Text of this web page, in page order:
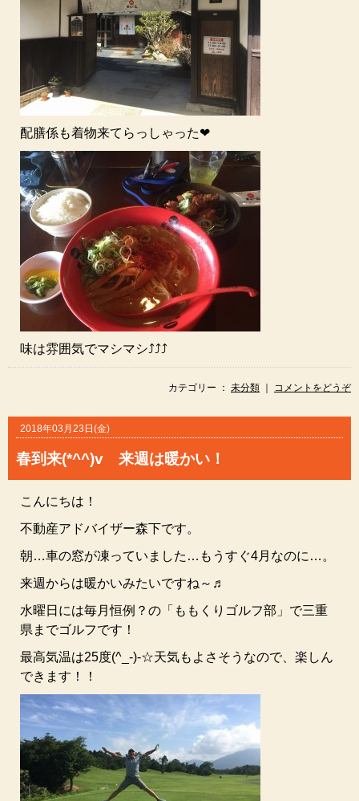
配膳係も着物来てらっしゃった❤
味は雰囲気でマシマシ⤴⤴⤴
カテゴリー ： 未分類 ｜ コメントをどうぞ
2018年03月23日(金)
春到来(*^^)v 来週は暖かい！
こんにちは！
不動産アドバイザー森下です。
朝…車の窓が凍っていました…もうすぐ4月なのに…。
来週からは暖かいみたいですね～♬
水曜日には毎月恒例？の「ももくりゴルフ部」で三重
県までゴルフです！
最高気温は25度(^_-)-☆天気もよさそうなので、楽しん
できます！！